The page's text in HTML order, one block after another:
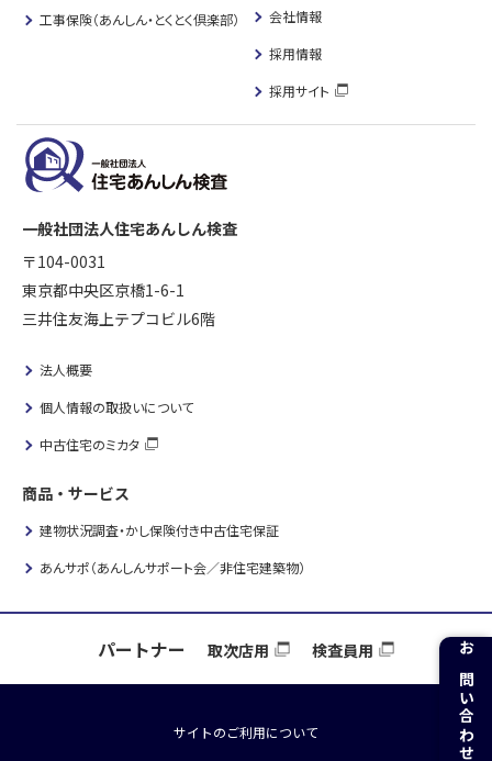
工事保険（あんしん・とくとく倶楽部）
会社情報
採用情報
採用サイト
一般社団法人住宅あんしん検査
〒104-0031
東京都中央区京橋1-6-1
三井住友海上テプコビル6階
法人概要
個人情報の取扱いについて
中古住宅のミカタ
商品・サービス
建物状況調査・かし保険付き中古住宅保証
あんサポ（あんしんサポート会／非住宅建築物）
パートナー 取次店用 検査員用
サイトのご利用について
お問い合わせ